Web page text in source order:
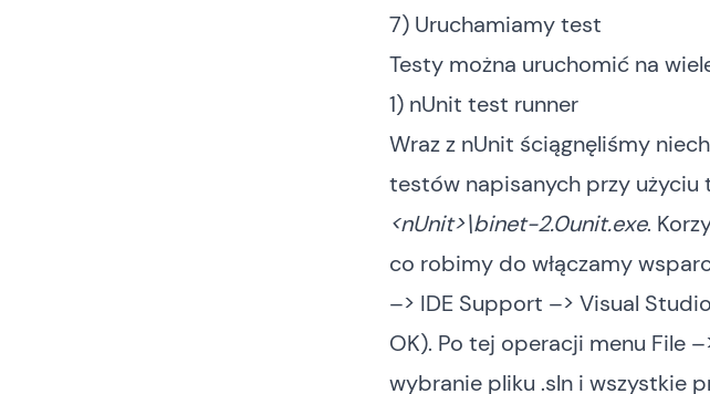
7) Uruchamiamy test
Testy można uruchomić na
1) nUnit test runner
Wraz z nUnit ściągnęliśmy
testów napisanych przy użyciu
<nUnit>\binet-2.0unit.exe.
co robimy do włączamy
–> IDE Support –> Visual
OK). Po tej operacji menu File
wybranie pliku .sln i wszystkie